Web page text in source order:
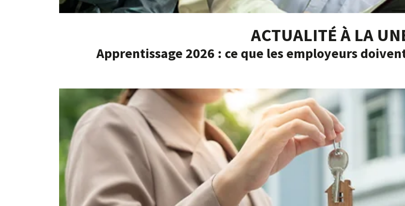
ACTUALITÉ À LA
Apprentissage 2026 : ce que les employeurs